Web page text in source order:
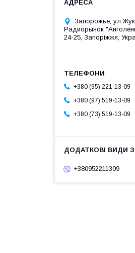
Запорожье,
Радиорынок
24-25, Запоріжжя,
+380 (95) 221-13-09
+380 (97) 519-13-09
+380 (73) 519-13-09
+380952211309